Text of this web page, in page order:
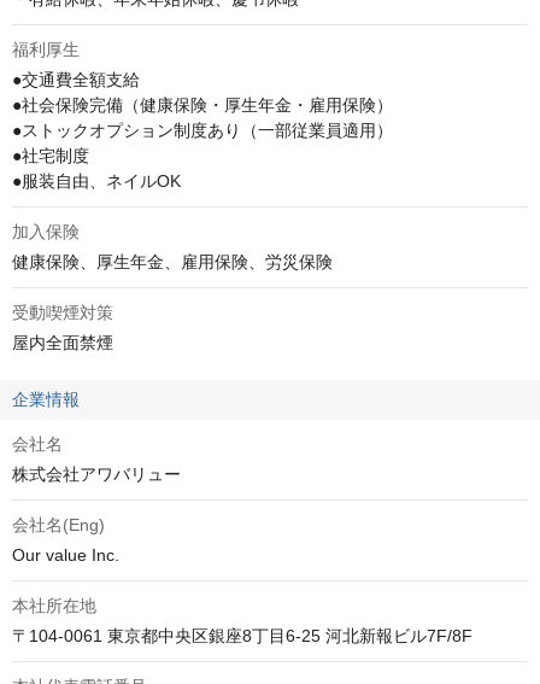
福利厚生
●交通費全額支給
●社会保険完備（健康保険・厚生年金・雇用保険）
●ストックオプション制度あり（一部従業員適用）
●社宅制度
●服装自由、ネイルOK
加入保険
健康保険、厚生年金、雇用保険、労災保険
受動喫煙対策
屋内全面禁煙
企業情報
会社名
株式会社アワバリュー
会社名(Eng)
Our value Inc.
本社所在地
〒104-0061 東京都中央区銀座8丁目6-25 河北新報ビル7F/8F